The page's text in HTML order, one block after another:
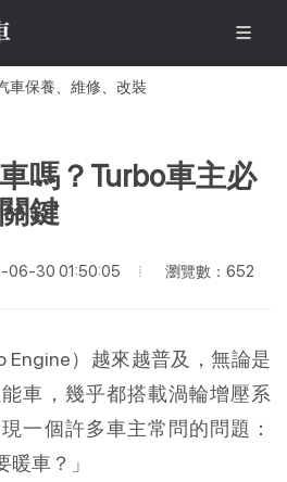
車保養、維修、改裝
嗎？Turbo車主必
鍵
06-30 01:50:05 瀏覽數：652
Engine）越來越普及，無論是
車，幾乎都搭載渦輪增壓系
一個許多車主常問的問題：
暖車？」